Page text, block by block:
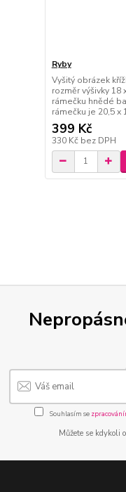
Ryby
Vyšitý obrázek
rozměr výšivky 18
rámečku hnědé
rámečku je 20,5 x
399 Kč
330 Kč bez DPH
Souhlasím se
Můžete se